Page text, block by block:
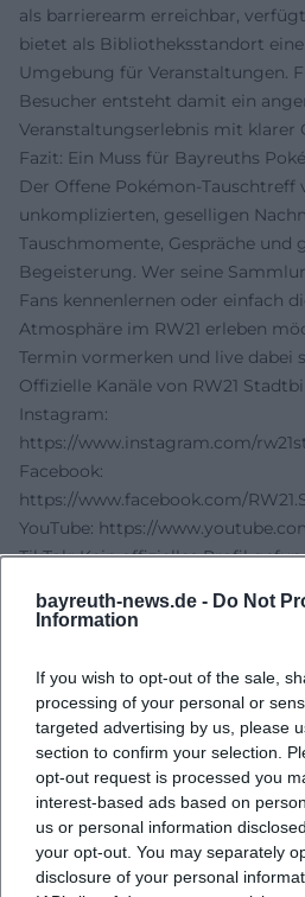
bayreuth-news.de - Do Not
Information
If you wish to opt-out of the sale,
processing of your personal or
targeted advertising by us, please
section to confirm your selection.
opt-out request is processed you
interest-based ads based on
us or personal information
your opt-out. You may separately
disclosure of your personal
als barrierearm erreichbar,
bietet als Bibliotheksstandort
Umgebung für Veranstaltungen.
Besucher entsteht damit ein
Veranstaltungserlebnis mit klarer
Fazit: Ein Muss für Bayreuths
Der Offene Pokémon-Tauschtreff
unkomplizierten, geselligen
Tauschmomente, Gespräche und
Begeisterung. Wer seine
Fans kennenlernen oder einfach
Atmosphäre im RW21 erleben
Termin vormerken und live dabei
Offizielle Kanäle von RW21
Instagram:
https://www.instagram.com/
Facebook:
https://www.facebook.com/
YouTube: https://
TikTok: Kein offizielles Profil
RW21 Stadtbibliothek Bayreuth -
Bayreuth.de - RW21 mit Signet
ausgezeichnet
Region Bayreuth -